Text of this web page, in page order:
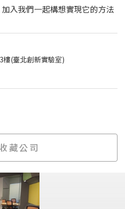
入我們一起構想實現它的方法
樓(臺北創新實驗室)
藏公司